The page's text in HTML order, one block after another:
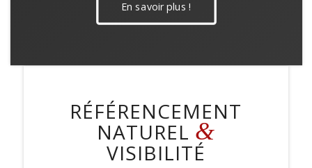
En savoir plus !
RÉFÉRENCEMENT
NATUREL &
VISIBILITÉ